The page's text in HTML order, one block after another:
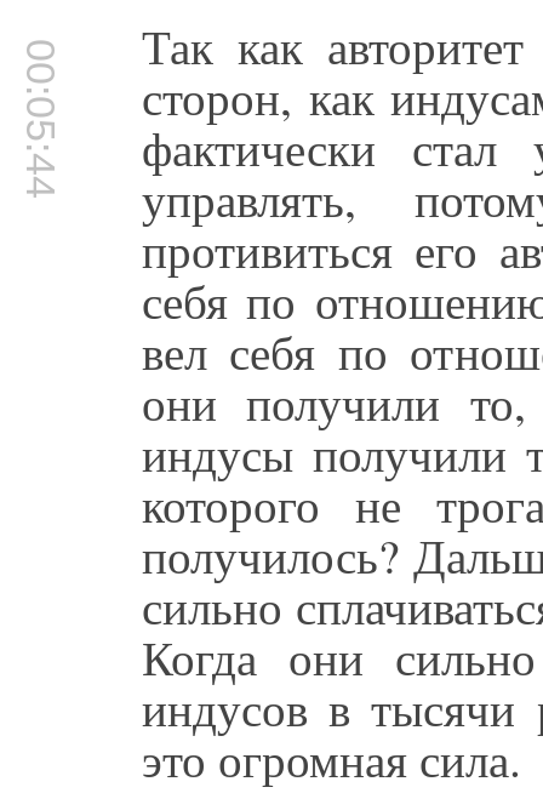
00:05:44 Так как
сторон, как
фактически
управлять,
противиться его
себя по
вел себя по
они получили
индусы получили
которого не
получилось?
сильно
Когда они
индусов в
это огромная сила.